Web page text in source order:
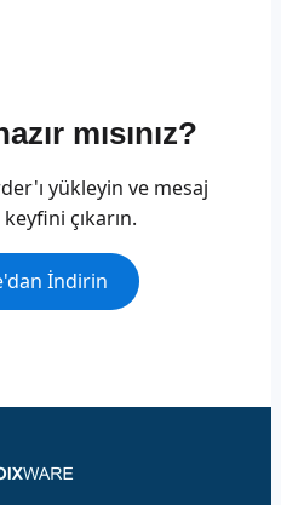
mısınız?
yükleyin ve mesaj
çıkarın.
İndirin